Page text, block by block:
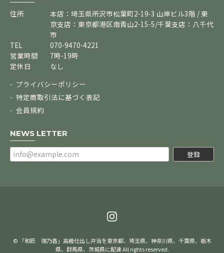
住所
本店：埼玉県所沢市松葉町2-19-3 山岸ビル3階 / 東
京支店：東京都港区南青山2-15-5/千葉支店：八千代
市
TEL
070-9470-4221
営業時間
7時-19時
定休日
なし
プライバシーポリシー
特定商取引法に基づく表記
会員規約
NEWS LETTER
登録
© 「和匠 瑞乃香」高級仕出し弁当を東京都、埼玉県、神奈川県、千葉県、栃木
県、群馬県、茨城県に配達 All rights reserved.